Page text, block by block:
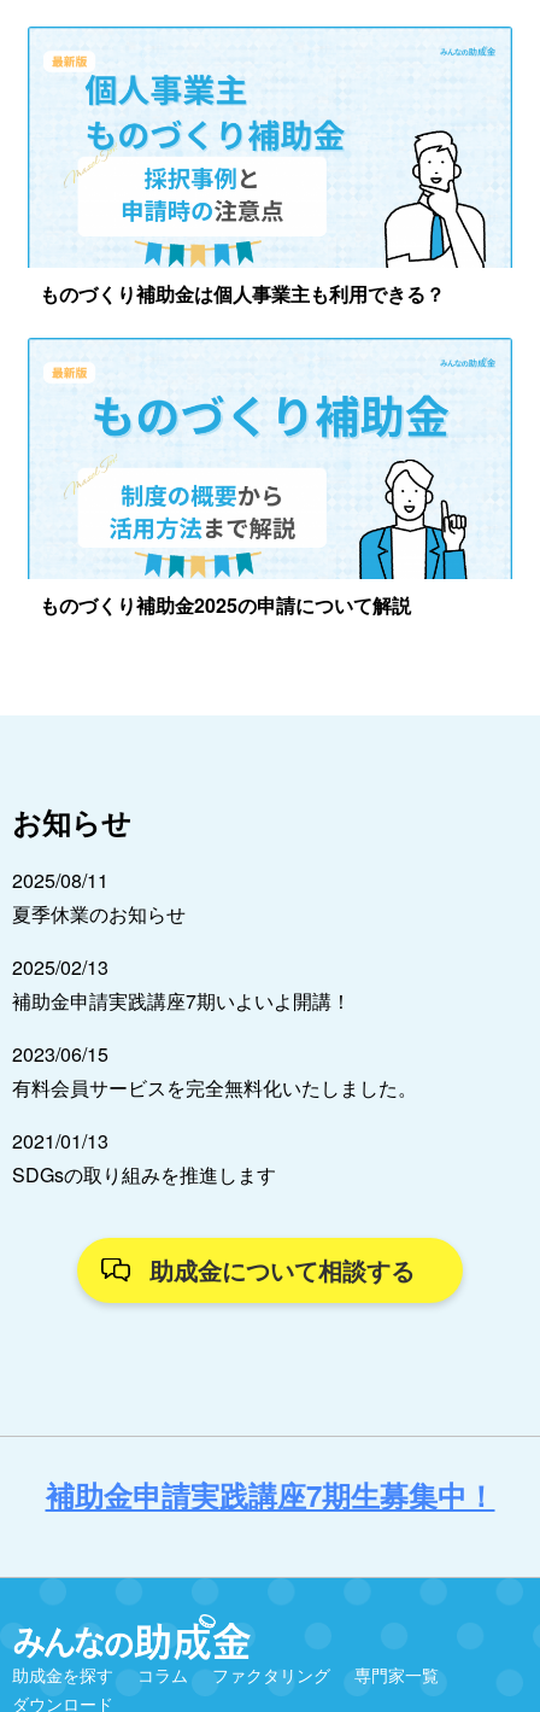
ものづくり補助金は個人事業主も利用できる？
ものづくり補助金2025の申請について解説
お知らせ
2025/08/11
夏季休業のお知らせ
2025/02/13
補助金申請実践講座7期いよいよ開講！
2023/06/15
有料会員サービスを完全無料化いたしました。
2021/01/13
SDGsの取り組みを推進します
助成金について相談する
補助金申請実践講座7期生募集中！
助成金を探す コラム ファクタリング
専門家一覧
ダウンロード